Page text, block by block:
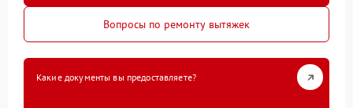
Вопросы по ремонту вытяжек
Какие документы вы предоставляете?